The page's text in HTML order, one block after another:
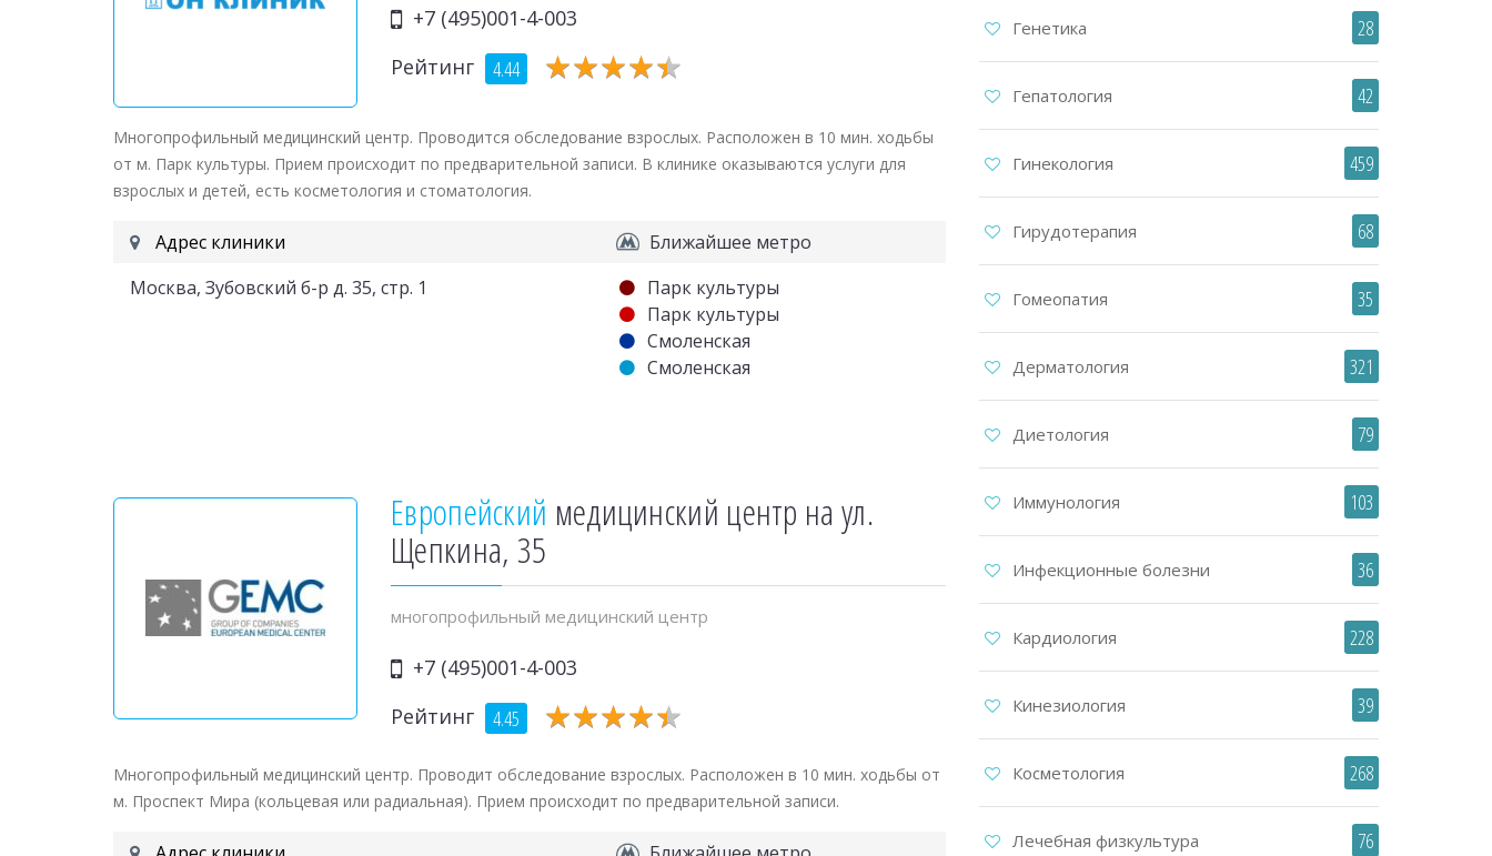
+7 (495)001-4-003
Рейтинг
4.44 ★★★★★
★★★★★
Многопрофильный медицинский центр. Проводится обследование взрослых. Расположен в 10 мин. ходьбы
от м. Парк культуры. Прием происходит по предварительной записи. В клинике оказываются услуги для
взрослых и детей, есть косметология и стоматология.
Адрес клиники
Ближайшее метро
Москва, Зубовский б-р д. 35, стр. 1
Парк культуры
Парк культуры
Смоленская
Смоленская
Европейский медицинский центр на ул.
Щепкина, 35
многопрофильный медицинский центр
+7 (495)001-4-003
Рейтинг
4.45 ★★★★★
★★★★★
Многопрофильный медицинский центр. Проводит обследование взрослых. Расположен в 10 мин. ходьбы от
м. Проспект Мира (кольцевая или радиальная). Прием происходит по предварительной записи.
Генетика 28
Гепатология 42
Гинекология 459
Гирудотерапия 68
Гомеопатия 35
Дерматология 321
Диетология 79
Иммунология 103
Инфекционные болезни 36
Кардиология 228
Кинезиология 39
Косметология 268
Лечебная физкультура 76